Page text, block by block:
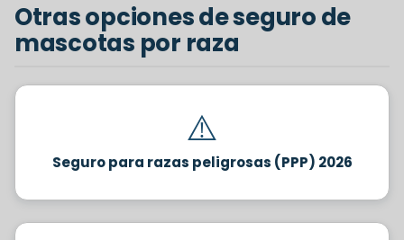
Otras opciones de seguro de
mascotas por raza
⚠️
Seguro para razas peligrosas (PPP) 2026